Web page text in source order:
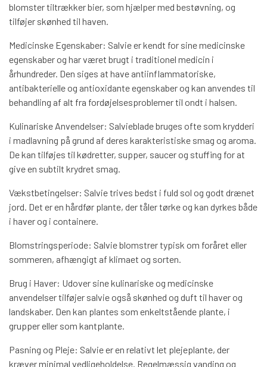
blomster tiltrækker bier, som hjælper med bestøvning, og
tilføjer skønhed til haven.
Medicinske Egenskaber: Salvie er kendt for sine medicinske
egenskaber og har været brugt i traditionel medicin i
århundreder. Den siges at have antiinflammatoriske,
antibakterielle og antioxidante egenskaber og kan anvendes til
behandling af alt fra fordøjelsesproblemer til ondt i halsen.
Kulinariske Anvendelser: Salvieblade bruges ofte som krydderi
i madlavning på grund af deres karakteristiske smag og aroma.
De kan tilføjes til kødretter, supper, saucer og stuffing for at
give en subtilt krydret smag.
Vækstbetingelser: Salvie trives bedst i fuld sol og godt drænet
jord. Det er en hårdfør plante, der tåler tørke og kan dyrkes både
i haver og i containere.
Blomstringsperiode: Salvie blomstrer typisk om foråret eller
sommeren, afhængigt af klimaet og sorten.
Brug i Haver: Udover sine kulinariske og medicinske
anvendelser tilføjer salvie også skønhed og duft til haver og
landskaber. Den kan plantes som enkeltstående plante, i
grupper eller som kantplante.
Pasning og Pleje: Salvie er en relativt let plejeplante, der
kræver minimal vedligeholdelse. Regelmæssig vanding og